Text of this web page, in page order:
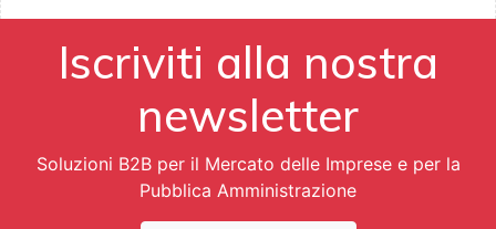
Iscriviti alla nostra
newsletter
Soluzioni B2B per il Mercato delle Imprese e per la
Pubblica Amministrazione